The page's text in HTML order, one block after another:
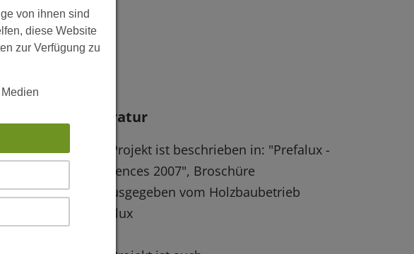
Literatur
Das Projekt ist beschrieben in: "Prefalux -
Références 2007", Broschüre
herausgegeben vom Holzbaubetrieb
Prefalux
von ihnen sind
diese Website
zur Verfügung zu